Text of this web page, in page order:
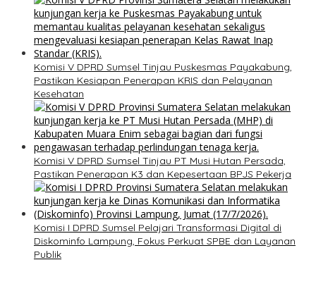
Komisi V DPRD Sumsel Tinjau Puskesmas Payakabung,
Pastikan Kesiapan Penerapan KRIS dan Pelayanan
Kesehatan
Komisi V DPRD Sumsel Tinjau PT Musi Hutan Persada,
Pastikan Penerapan K3 dan Kepesertaan BPJS Pekerja
Komisi I DPRD Sumsel Pelajari Transformasi Digital di
Diskominfo Lampung, Fokus Perkuat SPBE dan Layanan
Publik